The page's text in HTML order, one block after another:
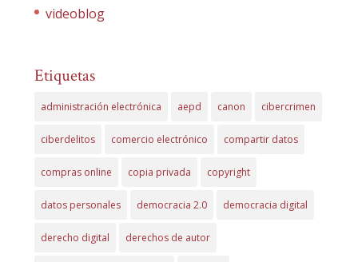
videoblog
Etiquetas
administración electrónica aepd canon cibercrimen
ciberdelitos comercio electrónico compartir datos
compras online copia privada copyright
datos personales democracia 2.0 democracia digital
derecho digital derechos de autor